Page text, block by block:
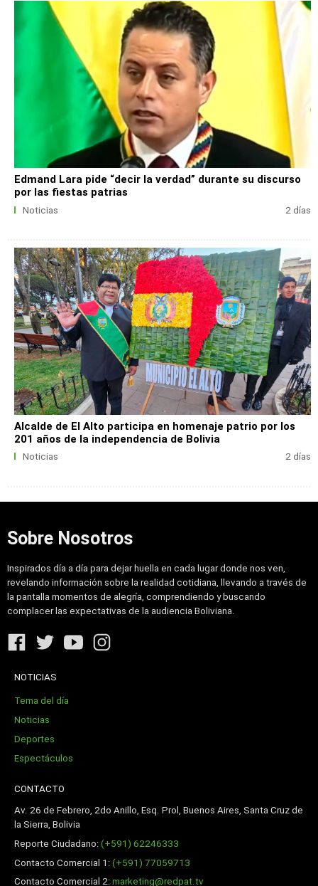
Edmand Lara pide “decir la verdad” durante su discurso
por las fiestas patrias
Noticias 2 días
Alcalde de El Alto participa en homenaje patrio por los
201 años de la independencia de Bolivia
Noticias 2 días
Sobre Nosotros
Inspirados día a día para dejar huella en cada lugar donde nos ven,
revelando información sobre la realidad cotidiana, llevando a través de
la pantalla momentos de alegría, comprendiendo y buscando
complacer las expectativas de la audiencia Boliviana.
NOTICIAS
Tema del día
Noticias
Deportes
Espectáculos
CONTACTO
Av. 26 de Febrero, 2do Anillo, Esq. Prol, Buenos Aires, Santa Cruz de
la Sierra, Bolivia
Reporte Ciudadano:(+591) 62246333
Contacto Comercial 1:(+591) 77059713
Contacto Comercial 2:marketing@redpat.tv